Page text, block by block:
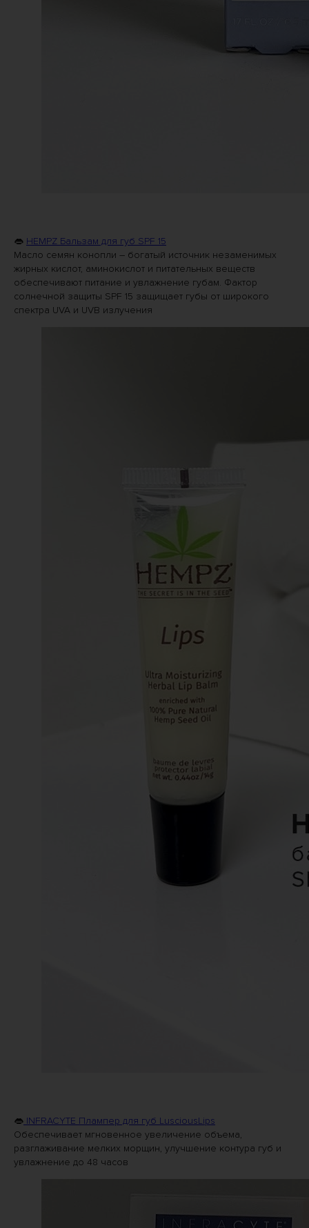
👄 HEMPZ Бальзам для губ SPF 15
Масло семян конопли – богатый источник незаменимых
жирных кислот, аминокислот и питательных веществ
обеспечивают питание и увлажнение губам. Фактор
солнечной защиты SPF 15 защищает губы от широкого
спектра UVA и UVB излучения
👄 INFRACYTE Плампер для губ LusciousLips
Обеспечивает мгновенное увеличение объема,
разглаживание мелких морщин, улучшение контура губ и
увлажнение до 48 часов